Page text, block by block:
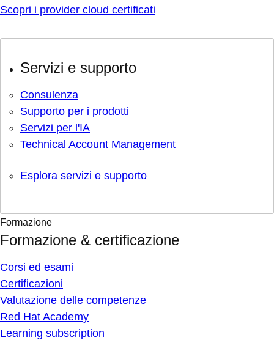
Scopri i provider cloud certificati
Servizi e supporto
Consulenza
Supporto per i prodotti
Servizi per l'IA
Technical Account Management
Esplora servizi e supporto
Formazione
Formazione & certificazione
Corsi ed esami
Certificazioni
Valutazione delle competenze
Red Hat Academy
Learning subscription